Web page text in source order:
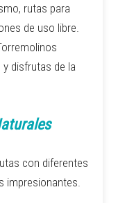
rutas para
de uso libre.
disfrutas de la
con diferentes
impresionantes.